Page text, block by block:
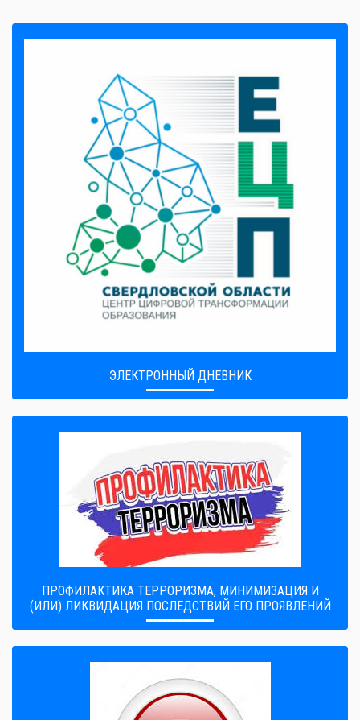
ЭЛЕКТРОННЫЙ ДНЕВНИК
ПРОФИЛАКТИКА ТЕРРОРИЗМА, МИНИМИЗАЦИЯ И
(ИЛИ) ЛИКВИДАЦИЯ ПОСЛЕДСТВИЙ ЕГО ПРОЯВЛЕНИЙ